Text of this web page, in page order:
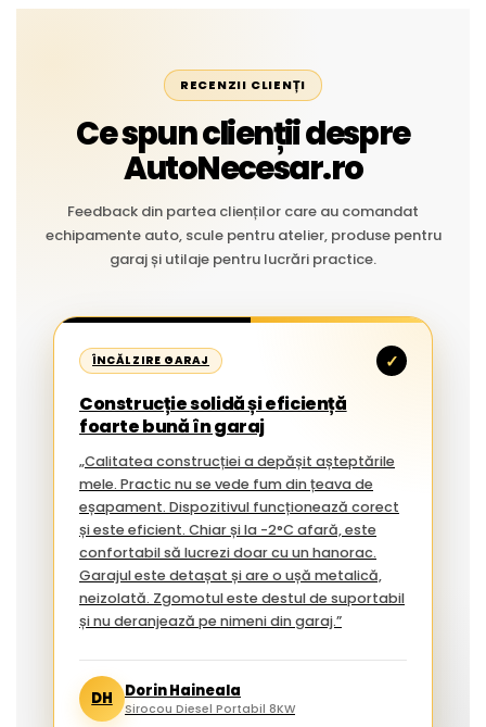
RECENZII CLIENȚI
Ce spun clienții despre
AutoNecesar.ro
Feedback din partea clienților care au comandat
echipamente auto, scule pentru atelier, produse pentru
garaj și utilaje pentru lucrări practice.
ÎNCĂLZIRE GARAJ ✓
Construcție solidă și eficiență
foarte bună în garaj
„Calitatea construcției a depășit așteptările
mele. Practic nu se vede fum din țeava de
eșapament. Dispozitivul funcționează corect
și este eficient. Chiar și la -2°C afară, este
confortabil să lucrezi doar cu un hanorac.
Garajul este detașat și are o ușă metalică,
neizolată. Zgomotul este destul de suportabil
și nu deranjează pe nimeni din garaj.”
DH Dorin Haineala
Sirocou Diesel Portabil 8KW